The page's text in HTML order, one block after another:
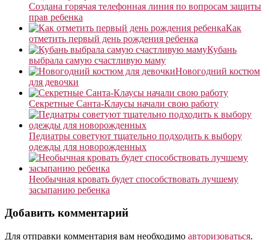
Создана горячая телефонная линия по вопросам защиты
прав ребенка
Как
отметить первый день рождения ребенка
Кубань
выбрала самую счастливую маму
Новогодний костюм
для девочки
Секретные Санта-Клаусы начали свою работу
Педиатры советуют тщательно подходить к выбору
одежды для новорожденных
Необычная кровать будет способствовать лучшему
засыпанию ребенка
Добавить комментарий
Для отправки комментария вам необходимо авторизоваться.